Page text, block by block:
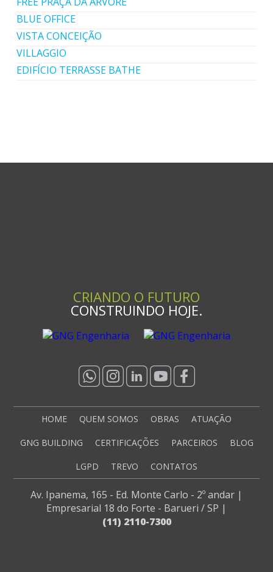
BLUE OFFICE
VISTA CONCEIÇÃO
VILLAGGIO
EDIFÍCIO TERRASSE BATHE
CRIANDO O FUTURO
CONSTRUINDO HOJE.
HOME QUEM SOMOS OBRAS ATUAÇÃO
GNG BUILDING CERTIFICAÇÕES PARCEIROS BLOG
LGPD TREVO CONTATOS
Av. Ipanema, 165 - Ed. Monte Carlo - 2º andar |
Empresarial 18 do Forte - Barueri / SP |
(11) 2110-7300